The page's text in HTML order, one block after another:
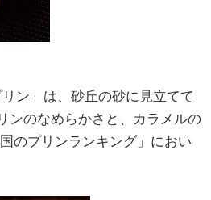
ン」は、砂丘の砂に見立てて
ンのなめらかさと、カラメルの
のプリンランキング」におい